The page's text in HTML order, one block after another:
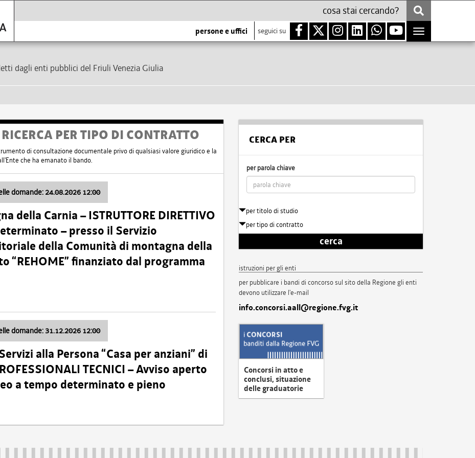
persone e uffici seguici su
Toggle
navigation
dagli enti pubblici del Friuli Venezia Giulia
PER TIPO DI CONTRATTO
di consultazione documentale privo di qualsiasi valore giuridico e la
che ha emanato il bando.
domande: 24.08.2026 12:00
della Carnia – ISTRUTTORE DIRETTIVO
– presso il Servizio
della Comunità di montagna della
“REHOME” finanziato dal programma
domande: 31.12.2026 12:00
alla Persona “Casa per anziani” di
TECNICI – Avviso aperto
a tempo determinato e pieno
CERCA PER
per parola chiave
per titolo di studio
per tipo di contratto
cerca
istruzioni per gli enti
per pubblicare i bandi di concorso sul sito della Regione gli enti
devono utilizzare l'e-mail
info.concorsi.aall@regione.fvg.it
Concorsi in atto e
conclusi, situazione
delle graduatorie